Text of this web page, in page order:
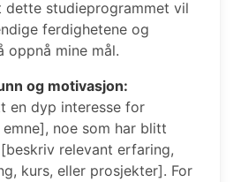
dette studieprogrammet vil
ferdighetene og
oppnå mine mål.
og motivasjon:
en dyp interesse for
noe som har blitt
relevant erfaring,
kurs, eller prosjekter]. For